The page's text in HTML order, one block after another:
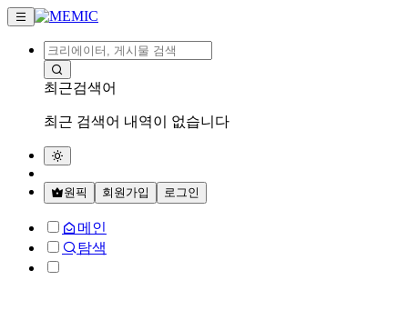
최근검색어
최근 검색어 내역이 없습니다
원픽 회원가입 로그인
메인
탐색